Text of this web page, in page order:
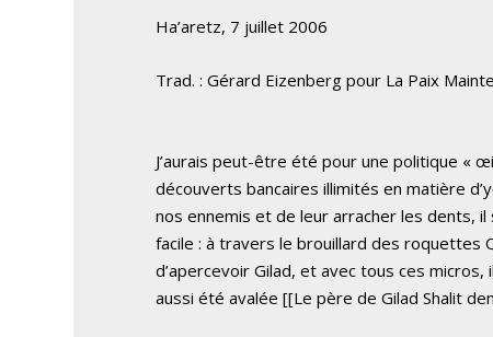
Ha’aretz, 7 juillet 2006
Trad. : Gérard Eizenberg pour La Paix
J’aurais peut-être été pour une politique «
découverts bancaires illimités en matière
nos ennemis et de leur arracher les dents,
facile : à travers le brouillard des roquettes
d’apercevoir Gilad, et avec tous ces
aussi été avalée [[Le père de Gilad Shalit